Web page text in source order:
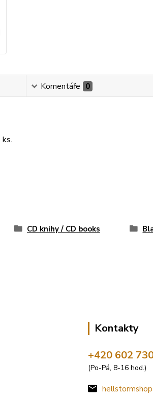
Komentáře 0
CD knihy / CD books
Kontakty
+420 602
(Po-Pá, 8-16 hod.)